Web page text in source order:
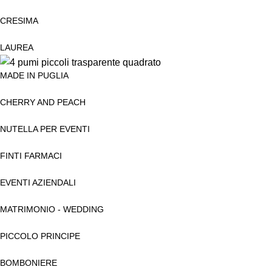
CRESIMA
LAUREA
MADE IN PUGLIA
CHERRY AND PEACH
NUTELLA PER EVENTI
FINTI FARMACI
EVENTI AZIENDALI
MATRIMONIO - WEDDING
PICCOLO PRINCIPE
BOMBONIERE